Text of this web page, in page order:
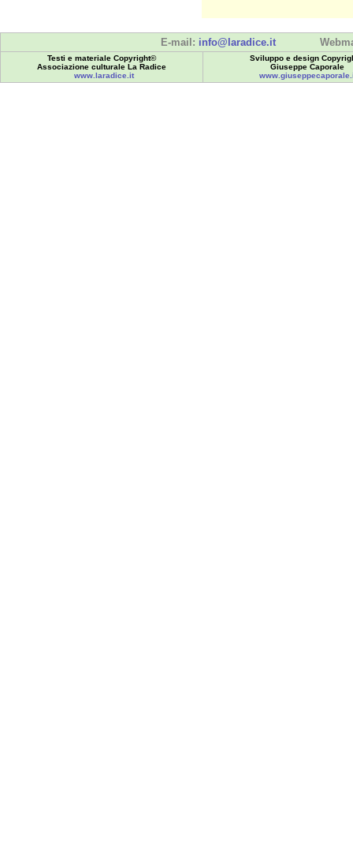
E-mail: info@laradice.it
Testi e materiale Copyright©
Associazione culturale La Radice
www.laradice.it
Sviluppo e design
Giuseppe Caporale